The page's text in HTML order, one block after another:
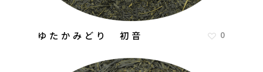
ゆたかみどり 初音 0